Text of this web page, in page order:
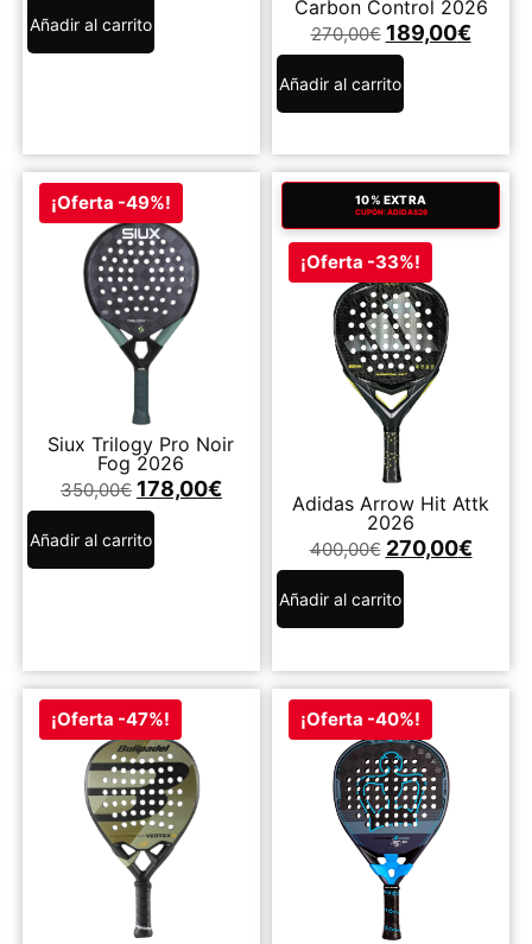
Añadir al carrito
Carbon Control 2026
270,00€ 189,00€
Añadir al carrito
¡Oferta -49%!
Siux Trilogy Pro Noir
Fog 2026
350,00€ 178,00€
Añadir al carrito
10% EXTRA
CUPÓN: ADIDAS26
¡Oferta -33%!
Adidas Arrow Hit Attk
2026
400,00€ 270,00€
Añadir al carrito
¡Oferta -47%! ¡Oferta -40%!